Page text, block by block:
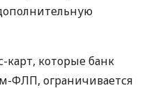
карт, которые банк
ФЛП, ограничивается